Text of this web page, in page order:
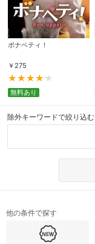
ボナペティ！
￥ 275
無料あり
除外キーワードで絞り込む
他の条件で探す